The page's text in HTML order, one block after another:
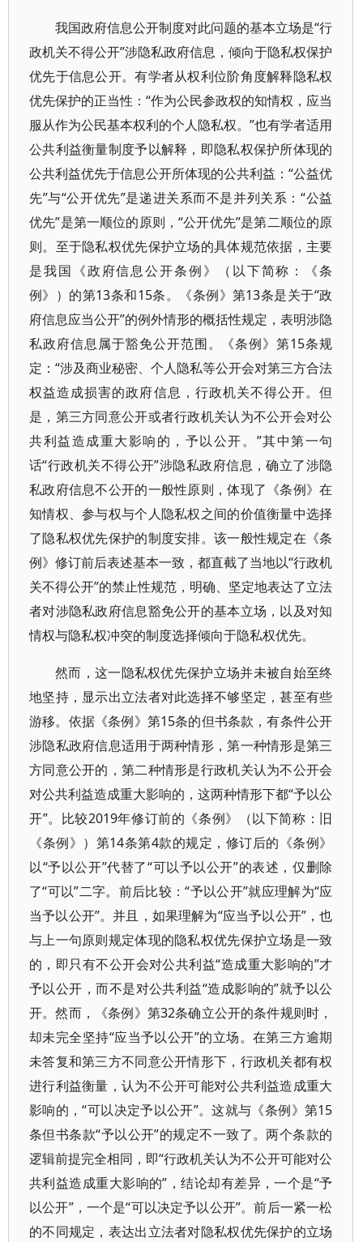
我国政府信息公开制度对此问题的基本立场是“行
政机关不得公开”涉隐私政府信息，倾向于隐私权保护
优先于信息公开。有学者从权利位阶角度解释隐私权
优先保护的正当性：“作为公民参政权的知情权，应当
服从作为公民基本权利的个人隐私权。”也有学者适用
公共利益衡量制度予以解释，即隐私权保护所体现的
公共利益优先于信息公开所体现的公共利益：“公益优
先”与“公开优先”是递进关系而不是并列关系：“公益
优先”是第一顺位的原则，“公开优先”是第二顺位的原
则。至于隐私权优先保护立场的具体规范依据，主要
是我国《政府信息公开条例》（以下简称：《条
例》）的第13条和15条。《条例》第13条是关于“政
府信息应当公开”的例外情形的概括性规定，表明涉隐
私政府信息属于豁免公开范围。《条例》第15条规
定：“涉及商业秘密、个人隐私等公开会对第三方合法
权益造成损害的政府信息，行政机关不得公开。但
是，第三方同意公开或者行政机关认为不公开会对公
共利益造成重大影响的，予以公开。”其中第一句
话“行政机关不得公开”涉隐私政府信息，确立了涉隐
私政府信息不公开的一般性原则，体现了《条例》在
知情权、参与权与个人隐私权之间的价值衡量中选择
了隐私权优先保护的制度安排。该一般性规定在《条
例》修订前后表述基本一致，都直截了当地以“行政机
关不得公开”的禁止性规范，明确、坚定地表达了立法
者对涉隐私政府信息豁免公开的基本立场，以及对知
情权与隐私权冲突的制度选择倾向于隐私权优先。
然而，这一隐私权优先保护立场并未被自始至终
地坚持，显示出立法者对此选择不够坚定，甚至有些
游移。依据《条例》第15条的但书条款，有条件公开
涉隐私政府信息适用于两种情形，第一种情形是第三
方同意公开的，第二种情形是行政机关认为不公开会
对公共利益造成重大影响的，这两种情形下都“予以公
开”。比较2019年修订前的《条例》（以下简称：旧
《条例》）第14条第4款的规定，修订后的《条例》
以“予以公开”代替了“可以予以公开”的表述，仅删除
了“可以”二字。前后比较：“予以公开”就应理解为“应
当予以公开”。并且，如果理解为“应当予以公开”，也
与上一句原则规定体现的隐私权优先保护立场是一致
的，即只有不公开会对公共利益“造成重大影响的”才
予以公开，而不是对公共利益“造成影响的”就予以公
开。然而，《条例》第32条确立公开的条件规则时，
却未完全坚持“应当予以公开”的立场。在第三方逾期
未答复和第三方不同意公开情形下，行政机关都有权
进行利益衡量，认为不公开可能对公共利益造成重大
影响的，“可以决定予以公开”。这就与《条例》第15
条但书条款“予以公开”的规定不一致了。两个条款的
逻辑前提完全相同，即“行政机关认为不公开可能对公
共利益造成重大影响的”，结论却有差异，一个是“予
以公开”，一个是“可以决定予以公开”。前后一紧一松
的不同规定，表达出立法者对隐私权优先保护的立场